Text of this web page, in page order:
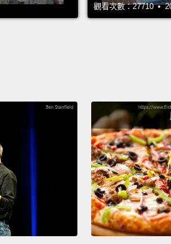
觀看次數：27710 •